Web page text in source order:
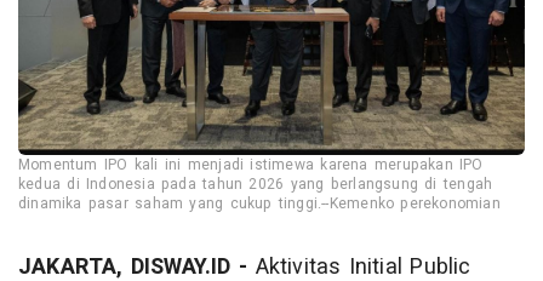
Momentum IPO kali ini menjadi istimewa karena merupakan IPO
kedua di Indonesia pada tahun 2026 yang berlangsung di tengah
dinamika pasar saham yang cukup tinggi.--Kemenko perekonomian
JAKARTA, DISWAY.ID - Aktivitas Initial Public